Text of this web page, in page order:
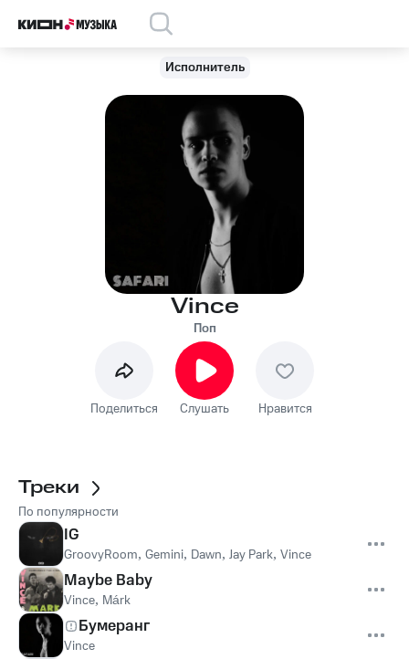
Исполнитель
Vince
Поп
Поделиться Слушать Нравится
Треки
По популярности
IG
GroovyRoom, Gemini, Dawn, Jay Park, Vince
Maybe Baby
Vince, Márk
Бумеранг
Vince